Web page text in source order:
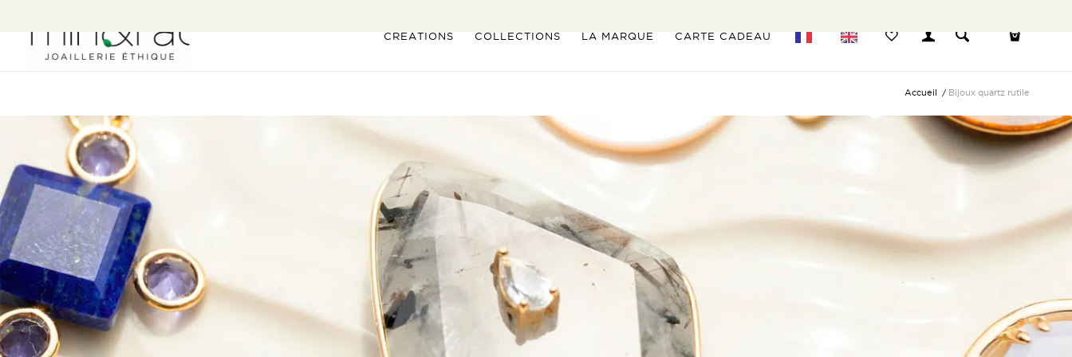
CRÉATIONS COLLECTIONS LA MARQUE CARTE CADEAU
Accueil / Bijoux quartz rutile